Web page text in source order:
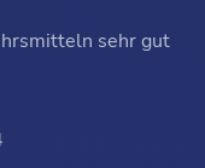
sehr gut